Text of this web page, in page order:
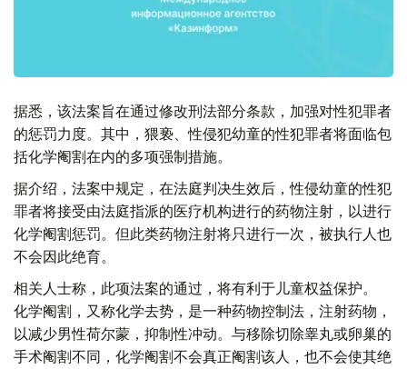
据悉，该法案旨在通过修改刑法部分条款，加强对性犯罪者
的惩罚力度。其中，猥亵、性侵犯幼童的性犯罪者将面临包
括化学阉割在内的多项强制措施。
据介绍，法案中规定，在法庭判决生效后，性侵幼童的性犯
罪者将接受由法庭指派的医疗机构进行的药物注射，以进行
化学阉割惩罚。但此类药物注射将只进行一次，被执行人也
不会因此绝育。
相关人士称，此项法案的通过，将有利于儿童权益保护。
化学阉割，又称化学去势，是一种药物控制法，注射药物，
以减少男性荷尔蒙，抑制性冲动。与移除切除睾丸或卵巢的
手术阉割不同，化学阉割不会真正阉割该人，也不会使其绝